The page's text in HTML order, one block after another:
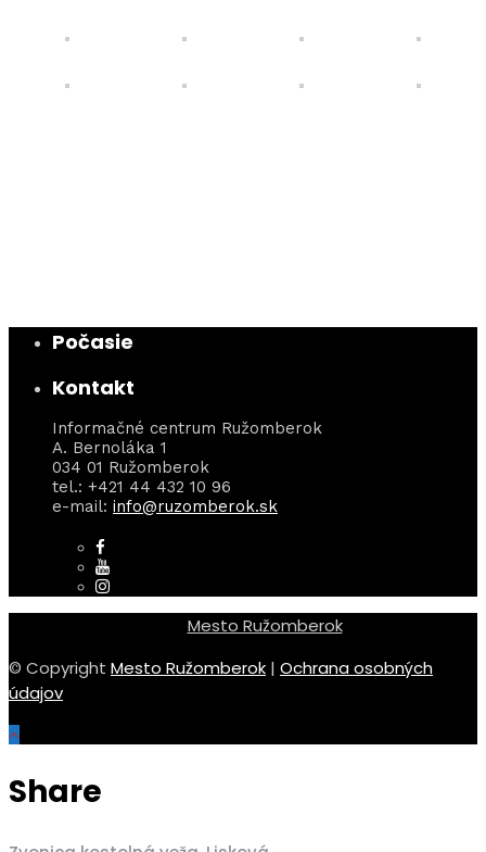
Počasie
Kontakt
Informačné centrum Ružomberok
A. Bernoláka 1
034 01 Ružomberok
tel.: +421 44 432 10 96
e-mail: info@ruzomberok.sk
Mesto Ružomberok
© Copyright Mesto Ružomberok | Ochrana osobných
údajov
Share